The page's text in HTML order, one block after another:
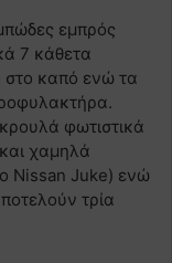
εμπρός
7 κάθετα
στο καπό ενώ τα
φωτιστικά
χαμηλά
Nissan Juke) ενώ
τρία